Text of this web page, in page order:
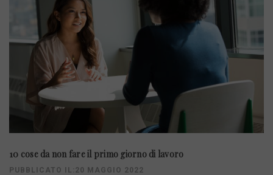
10 cose da non fare il primo giorno di lavoro
PUBBLICATO IL:20 MAGGIO 2022